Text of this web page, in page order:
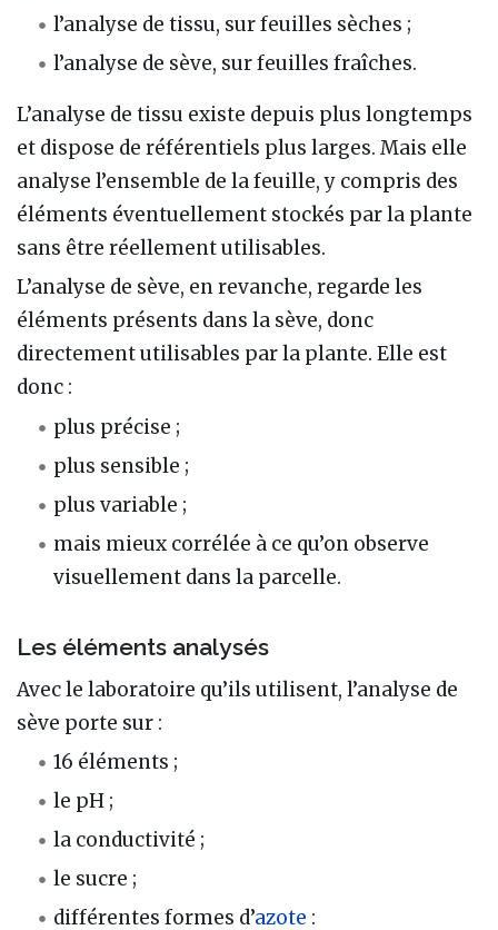
l’analyse de tissu, sur feuilles sèches ;
l’analyse de sève, sur feuilles fraîches.
L’analyse de tissu existe depuis plus longtemps
et dispose de référentiels plus larges. Mais elle
analyse l’ensemble de la feuille, y compris des
éléments éventuellement stockés par la plante
sans être réellement utilisables.
L’analyse de sève, en revanche, regarde les
éléments présents dans la sève, donc
directement utilisables par la plante. Elle est
donc :
plus précise ;
plus sensible ;
plus variable ;
mais mieux corrélée à ce qu’on observe
visuellement dans la parcelle.
Les éléments analysés
Avec le laboratoire qu’ils utilisent, l’analyse de
sève porte sur :
16 éléments ;
le pH ;
la conductivité ;
le sucre ;
différentes formes d’azote :